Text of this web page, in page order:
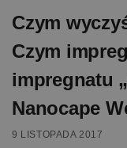
Czym
Czym
impregnatu
Nanocape
9 LISTOPADA 2017